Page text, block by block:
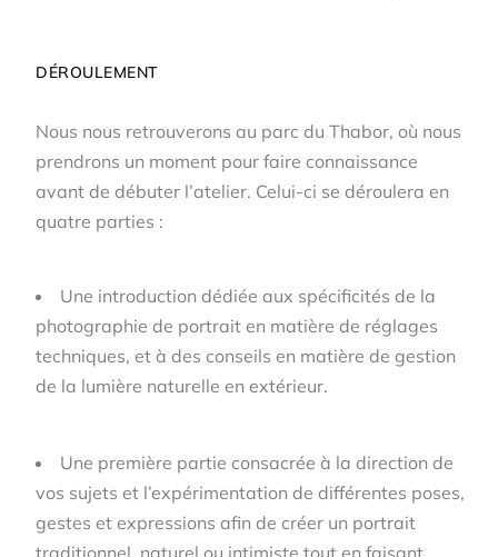
DÉROULEMENT
Nous nous retrouverons au parc du Thabor, où nous
prendrons un moment pour faire connaissance
avant de débuter l’atelier. Celui-ci se déroulera en
quatre parties :
Une introduction dédiée aux spécificités de la
photographie de portrait en matière de réglages
techniques, et à des conseils en matière de gestion
de la lumière naturelle en extérieur.
Une première partie consacrée à la direction de
vos sujets et l’expérimentation de différentes poses,
gestes et expressions afin de créer un portrait
traditionnel, naturel ou intimiste tout en faisant